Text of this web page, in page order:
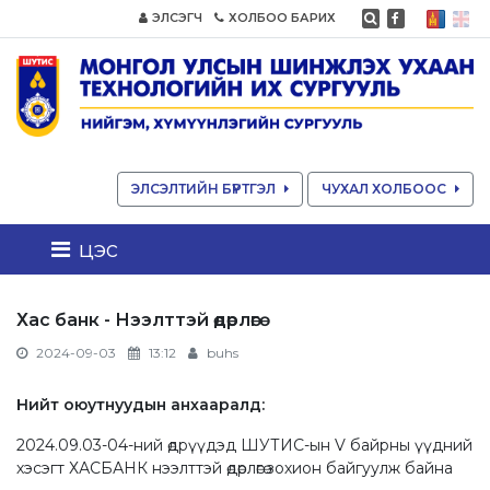
ЭЛСЭГЧ ХОЛБОО БАРИХ
ЭЛСЭЛТИЙН БҮРТГЭЛ ЧУХАЛ ХОЛБООС
цэс
Хас банк - Нээлттэй өдөрлөгө
2024-09-03 13:12 buhs
Нийт оюутнуудын анхааралд:
2024.09.03-04-ний өдрүүдэд ШУТИС-ын V байрны үүдний
хэсэгт ХАСБАНК нээлттэй өдөрлөгө зохион байгуулж байна